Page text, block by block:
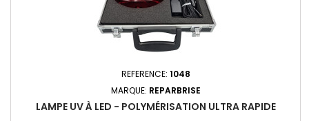
REFERENCE: 1048
MARQUE: REPARBRISE
LAMPE UV À LED - POLYMÉRISATION ULTRA RAPIDE